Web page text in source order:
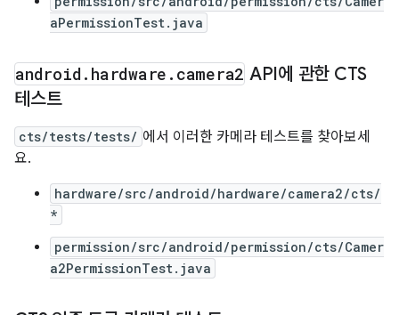
aPermissionTest.java
android . hardware . camera2 API에 관한 CTS
테스트
cts/tests/tests/ 에서 이러한 카메라 테스트를 찾아보세
요.
hardware/src/android/hardware/camera2/cts/
*
permission/src/android/permission/cts/Camer
a2PermissionTest.java